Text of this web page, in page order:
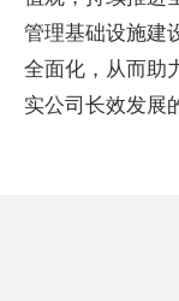
管理基础设施建
全面化，从而助
实公司长效发展